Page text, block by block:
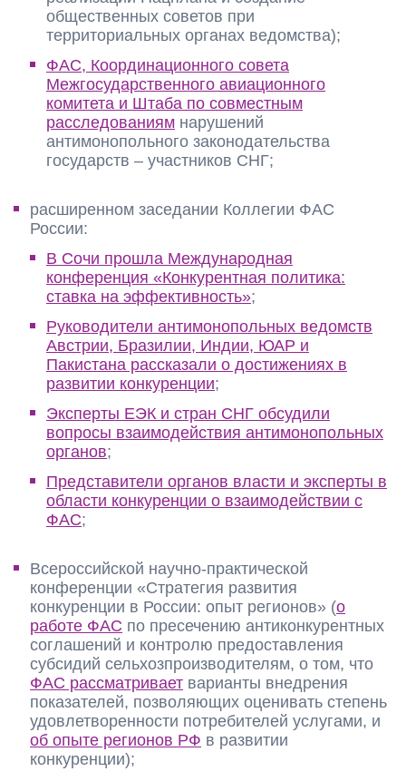
общественных советов при
территориальных органах ведомства);
ФАС, Координационного совета
Межгосударственного авиационного
комитета и Штаба по совместным
расследованиям нарушений
антимонопольного законодательства
государств – участников СНГ;
расширенном заседании Коллегии ФАС
России:
В Сочи прошла Международная
конференция «Конкурентная политика:
ставка на эффективность»;
Руководители антимонопольных ведомств
Австрии, Бразилии, Индии, ЮАР и
Пакистана рассказали о достижениях в
развитии конкуренции;
Эксперты ЕЭК и стран СНГ обсудили
вопросы взаимодействия антимонопольных
органов;
Представители органов власти и эксперты в
области конкуренции о взаимодействии с
ФАС;
Всероссийской научно-практической
конференции «Стратегия развития
конкуренции в России: опыт регионов» (о
работе ФАС по пресечению антиконкурентных
соглашений и контролю предоставления
субсидий сельхозпроизводителям, о том, что
ФАС рассматривает варианты внедрения
показателей, позволяющих оценивать степень
удовлетворенности потребителей услугами, и
об опыте регионов РФ в развитии
конкуренции);